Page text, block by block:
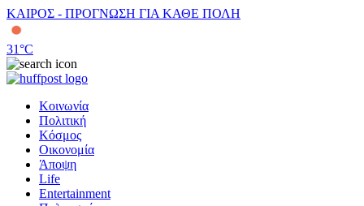
ΚΑΙΡΟΣ - ΠΡΟΓΝΩΣΗ ΓΙΑ ΚΑΘΕ ΠΟΛΗ
31°C
Κοινωνία
Πολιτική
Κόσμος
Οικονομία
Άποψη
Life
Entertainment